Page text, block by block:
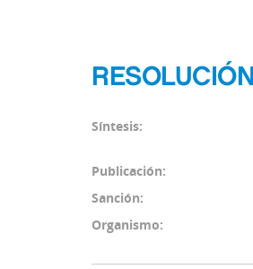
Síntesis:
Publicación:
Sanción:
Organismo: